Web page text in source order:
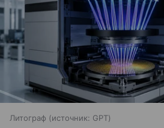
Литограф источник: GPT